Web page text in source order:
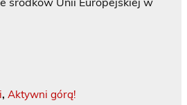
, Aktywni górą!